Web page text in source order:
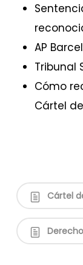
AP
Tribunal
Cómo
Cártel
Cártel